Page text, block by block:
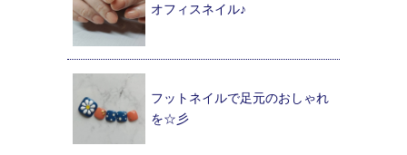
オフィスネイル♪
フットネイルで足元のおしゃれ
を☆彡